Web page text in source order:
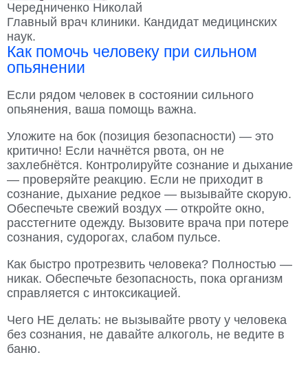
Чередниченко Николай
Главный врач клиники. Кандидат медицинских
наук.
Как помочь человеку при сильном
опьянении
Если рядом человек в состоянии сильного
опьянения, ваша помощь важна.
Уложите на бок (позиция безопасности) — это
критично! Если начнётся рвота, он не
захлебнётся. Контролируйте сознание и дыхание
— проверяйте реакцию. Если не приходит в
сознание, дыхание редкое — вызывайте скорую.
Обеспечьте свежий воздух — откройте окно,
расстегните одежду. Вызовите врача при потере
сознания, судорогах, слабом пульсе.
Как быстро протрезвить человека? Полностью —
никак. Обеспечьте безопасность, пока организм
справляется с интоксикацией.
Чего НЕ делать: не вызывайте рвоту у человека
без сознания, не давайте алкоголь, не ведите в
баню.